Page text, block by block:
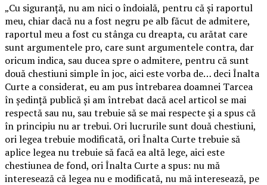
„Cu siguranţă, nu am nici o îndoială, pentru că şi raportul
meu, chiar dacă nu a fost negru pe alb făcut de admitere,
raportul meu a fost cu stânga cu dreapta, cu arătat care
sunt argumentele pro, care sunt argumentele contra, dar
oricum indica, sau ducea spre o admitere, pentru că sunt
două chestiuni simple în joc, aici este vorba de… deci Înalta
Curte a considerat, eu am pus întrebarea doamnei Tarcea
în şedinţă publică şi am întrebat dacă acel articol se mai
respectă sau nu, sau trebuie să se mai respecte şi a spus că
în principiu nu ar trebui. Ori lucrurile sunt două chestiuni,
ori legea trebuie modificată, ori Înalta Curte trebuie să
aplice legea nu trebuie să facă ea altă lege, aici este
chestiunea de fond, ori Înalta Curte a spus: nu mă
interesează că legea nu e modificată, nu mă interesează, pe